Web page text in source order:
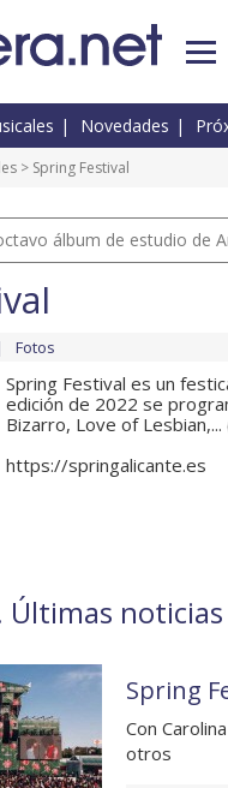
Novedades
> Spring Festival
álbum de estudio de
Fotos
Spring Festival es un
edición de 2022 se
Bizarro, Love of Lesbian,...
https://springalicante.es
Últimas
Spring
Con
otros